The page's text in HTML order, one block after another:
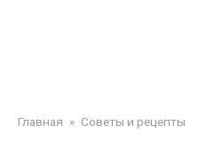
Главная » Советы и рецепты